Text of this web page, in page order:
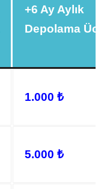
+6 Ay Aylık
Depolama
1.000 ₺
5.000 ₺